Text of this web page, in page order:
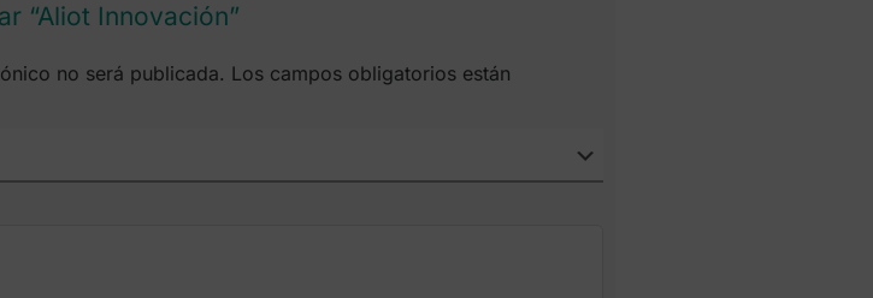
“Aliot Innovación”
no será publicada. Los campos obligatorios están